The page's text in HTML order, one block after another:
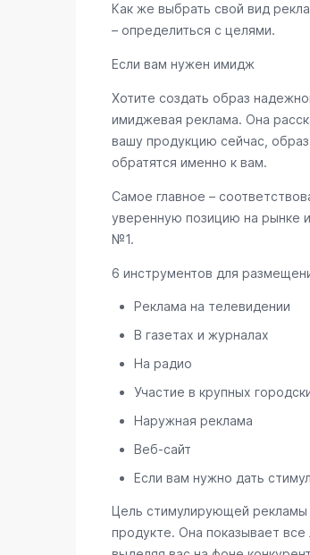
Как же выбрать свой вид
– определиться с целями.
Если вам нужен имидж
Хотите создать образ
имиджевая реклама. Она
вашу продукцию сейчас,
обратятся именно к вам.
Самое главное –
уверенную позицию на рынке
№1.
6 инструментов для
Реклама на телевидении
В газетах и журналах
На радио
Участие в крупных
Наружная реклама
Веб-сайт
Если вам нужно дать
Цель стимулирующей рекламы
продукте. Она показывает